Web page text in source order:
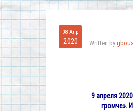
08 Апр
2020 Written by
9 апреля
громче».